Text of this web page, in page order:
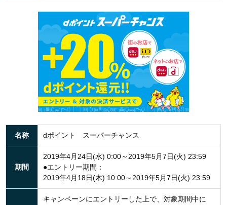
名称 dポイント スーパーチャンス
期間
2019年4月24日(水) 0:00～2019年5月7日(火) 23:59
●エントリー期間：
2019年4月18日(木) 10:00～2019年5月7日(火) 23:59
キャンペーンにエントリーした上で、対象期間中に